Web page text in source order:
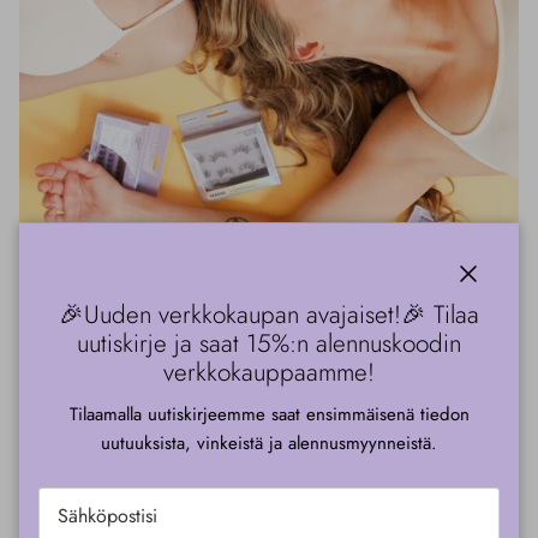
TIETOA MEISTÄ
G Beauty Lab – Kauneuden
asiantuntijasi.
Tarjoamme asiakkaillemme huolella valittuja tuotteita sekä ihanilta
kansainvälisiltä brändeiltä että omalta tuotemerkiltämme.
🎉Uuden verkkokaupan avajaiset!🎉 Tilaa
uutiskirje ja saat 15%:n alennuskoodin
verkkokauppaamme!
Tilaamalla uutiskirjeemme saat ensimmäisenä tiedon
uutuuksista, vinkeistä ja alennusmyynneistä.